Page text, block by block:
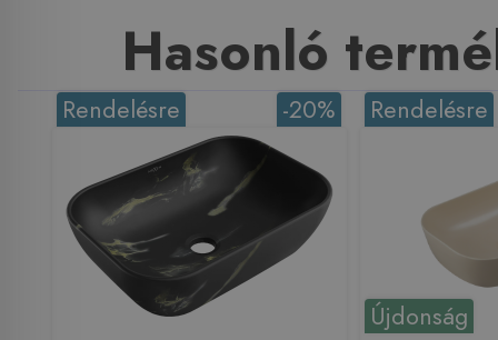
Hasonló
-20%
Rendelésre
Újdonság
Rendelésre